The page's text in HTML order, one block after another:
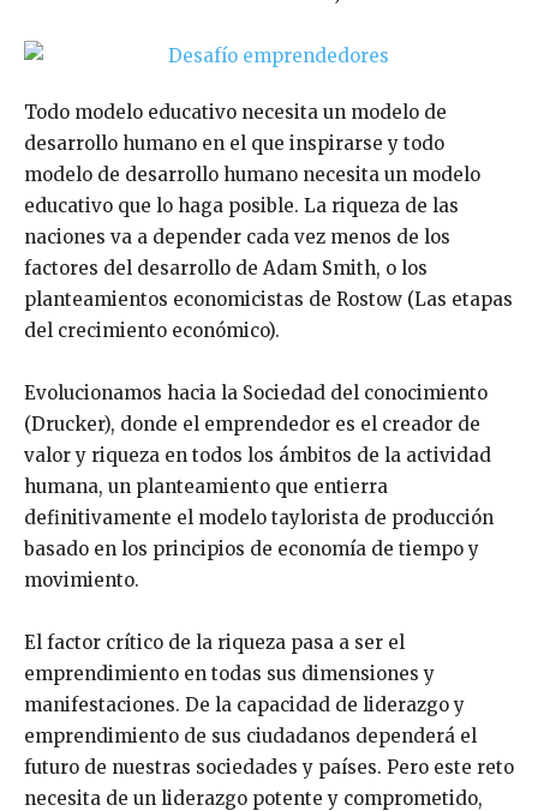
Todo modelo educativo necesita un modelo de
desarrollo humano en el que inspirarse y todo
modelo de desarrollo humano necesita un modelo
educativo que lo haga posible. La riqueza de las
naciones va a depender cada vez menos de los
factores del desarrollo de Adam Smith, o los
planteamientos economicistas de Rostow (Las etapas
del crecimiento económico).
Evolucionamos hacia la Sociedad del conocimiento
(Drucker), donde el emprendedor es el creador de
valor y riqueza en todos los ámbitos de la actividad
humana, un planteamiento que entierra
definitivamente el modelo taylorista de producción
basado en los principios de economía de tiempo y
movimiento.
El factor crítico de la riqueza pasa a ser el
emprendimiento en todas sus dimensiones y
manifestaciones. De la capacidad de liderazgo y
emprendimiento de sus ciudadanos dependerá el
futuro de nuestras sociedades y países. Pero este reto
necesita de un liderazgo potente y comprometido,